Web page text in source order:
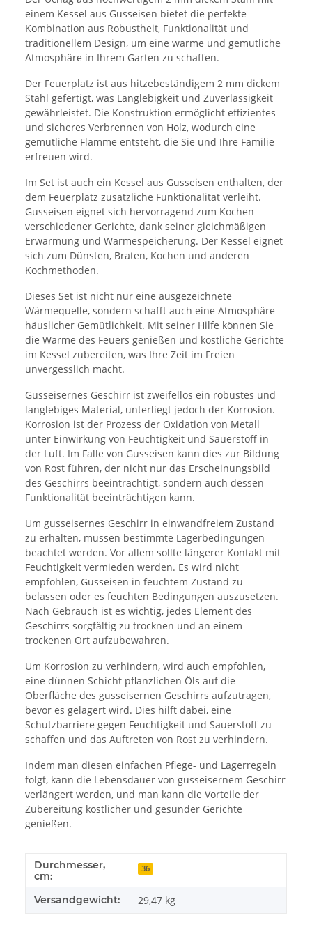
einem Kessel aus Gusseisen bietet die perfekte
Kombination aus Robustheit, Funktionalität und
traditionellem Design, um eine warme und gemütliche
Atmosphäre in Ihrem Garten zu schaffen.
Der Feuerplatz ist aus hitzebeständigem 2 mm dickem
Stahl gefertigt, was Langlebigkeit und Zuverlässigkeit
gewährleistet. Die Konstruktion ermöglicht effizientes
und sicheres Verbrennen von Holz, wodurch eine
gemütliche Flamme entsteht, die Sie und Ihre Familie
erfreuen wird.
Im Set ist auch ein Kessel aus Gusseisen enthalten, der
dem Feuerplatz zusätzliche Funktionalität verleiht.
Gusseisen eignet sich hervorragend zum Kochen
verschiedener Gerichte, dank seiner gleichmäßigen
Erwärmung und Wärmespeicherung. Der Kessel eignet
sich zum Dünsten, Braten, Kochen und anderen
Kochmethoden.
Dieses Set ist nicht nur eine ausgezeichnete
Wärmequelle, sondern schafft auch eine Atmosphäre
häuslicher Gemütlichkeit. Mit seiner Hilfe können Sie
die Wärme des Feuers genießen und köstliche Gerichte
im Kessel zubereiten, was Ihre Zeit im Freien
unvergesslich macht.
Gusseisernes Geschirr ist zweifellos ein robustes und
langlebiges Material, unterliegt jedoch der Korrosion.
Korrosion ist der Prozess der Oxidation von Metall
unter Einwirkung von Feuchtigkeit und Sauerstoff in
der Luft. Im Falle von Gusseisen kann dies zur Bildung
von Rost führen, der nicht nur das Erscheinungsbild
des Geschirrs beeinträchtigt, sondern auch dessen
Funktionalität beeinträchtigen kann.
Um gusseisernes Geschirr in einwandfreiem Zustand
zu erhalten, müssen bestimmte Lagerbedingungen
beachtet werden. Vor allem sollte längerer Kontakt mit
Feuchtigkeit vermieden werden. Es wird nicht
empfohlen, Gusseisen in feuchtem Zustand zu
belassen oder es feuchten Bedingungen auszusetzen.
Nach Gebrauch ist es wichtig, jedes Element des
Geschirrs sorgfältig zu trocknen und an einem
trockenen Ort aufzubewahren.
Um Korrosion zu verhindern, wird auch empfohlen,
eine dünnen Schicht pflanzlichen Öls auf die
Oberfläche des gusseisernen Geschirrs aufzutragen,
bevor es gelagert wird. Dies hilft dabei, eine
Schutzbarriere gegen Feuchtigkeit und Sauerstoff zu
schaffen und das Auftreten von Rost zu verhindern.
Indem man diesen einfachen Pflege- und Lagerregeln
folgt, kann die Lebensdauer von gusseisernem Geschirr
verlängert werden, und man kann die Vorteile der
Zubereitung köstlicher und gesunder Gerichte
genießen.
Durchmesser,
cm:
36
Versandgewicht: 29,47 kg